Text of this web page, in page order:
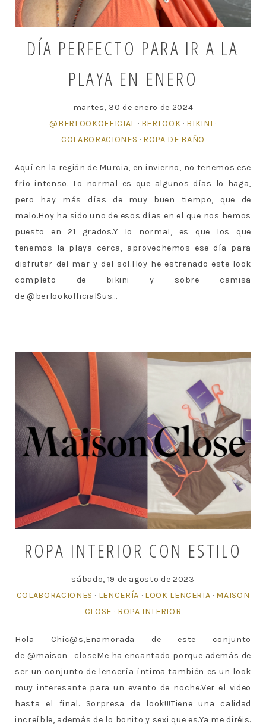
DÍA PERFECTO PARA IR A LA
PLAYA EN ENERO
martes, 30 de enero de 2024
@BERLOOKOFFICIAL · BERLOOK · BIKINI ·
COLABORACIONES · ROPA DE BAÑO
Aquí en la región de Murcia, en invierno, no tenemos ese
frío intenso. Lo normal es que algunos días lo haga,
pero hay más días de muy buen tiempo, que de
malo.Hoy ha sido uno de esos días en el que nos hemos
puesto en 21 grados.Y lo normal, es que los que
tenemos la playa cerca, aprovechemos ese día para
disfrutar del mar y del sol.Hoy he estrenado este look
completo de bikini y sobre camisa
de @berlookofficialSus...
ROPA INTERIOR CON ESTILO
sábado, 19 de agosto de 2023
COLABORACIONES · LENCERÍA · LOOK LENCERIA · MAISON
CLOSE · ROPA INTERIOR
Hola Chic@s,Enamorada de este conjunto
de @maison_closeMe ha encantado porque además de
ser un conjunto de lencería íntima también es un look
muy interesante para un evento de noche.Ver el video
hasta el final. Sorpresa de look!!!Tiene una calidad
increíble, además de lo bonito y sexi que es.Ya me diréis.